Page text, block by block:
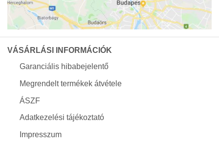
VÁSÁRLÁSI INFORMÁCIÓK
Garanciális hibabejelentő
Megrendelt termékek átvétele
ÁSZF
Adatkezelési tájékoztató
Impresszum